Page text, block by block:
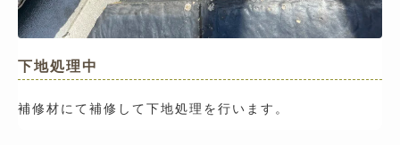
下地処理中
補修材にて補修して下地処理を行います。